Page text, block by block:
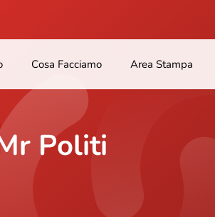
Cosa Facciamo Area Stampa
Politi